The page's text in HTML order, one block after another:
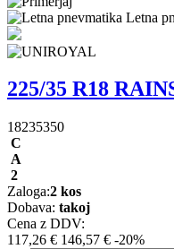
Letna
225/35 R18
18235350
C
A
2
Zaloga:2 kos
Dobava: takoj
Cena z DDV:
117,26 € 146,57 € -20%